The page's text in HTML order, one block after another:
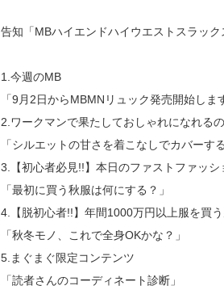
告知「MBハイエンドハイウエストスラック
1.今週のMB
「9月2日からMBMNリュック発売開始しま
2.ワークマンで果たしておしゃれになれる
「シルエットの甘さを着こなしでカバーする
3.【初心者必見!!】本日のファストファッシ
「最初に買う秋服は何にする？」
4.【脱初心者!!】年間1000万円以上服を買
「秋冬モノ、これで全身OKかな？」
5.まぐまぐ限定コンテンツ
「読者さんのコーディネート診断」